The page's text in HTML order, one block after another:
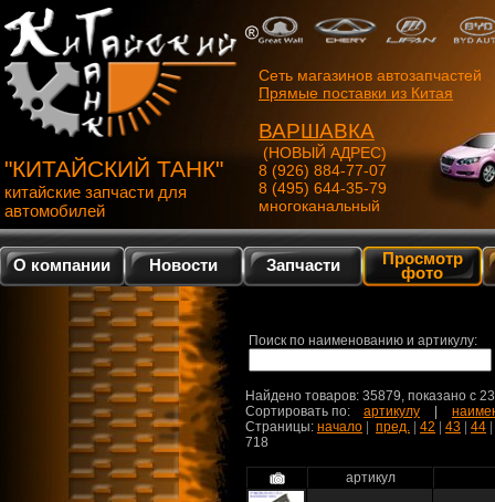
"КИТАЙСКИЙ ТАНК"
китайские запчасти для
автомобилей
Сеть магазинов автозапчастей
Прямые поставки из Китая
ВАРШАВКА
(НОВЫЙ АДРЕС)
8 (926) 884-77-07
8 (495) 644-35-79
многоканальный
О компании Новости Запчасти Просмотр
фото
Поиск по наименованию и артикулу:
Найдено товаров: 35879, показано c
Сортировать по: артикулу
Страницы: начало пред. 42 43 44
718
артикул